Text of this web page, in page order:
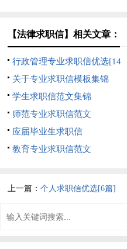
【法律求职信】相关文章：
行政管理专业求职信优选[14
篇]关于专业求职信模板集锦
学生求职信范文集锦
师范专业求职信范文
应届毕业生求职信
教育专业求职信范文
上一篇：个人求职信优选[6篇]